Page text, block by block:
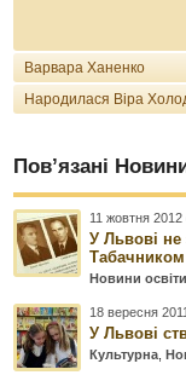
Варвара Ханенко
Народилася Віра
Пов’язані
11 жовтня 2012
У Львові не
Табачником
Новини освіти
18 вересня
У Львові
Культурна ,